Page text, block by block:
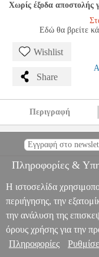
Χωρίς έξοδα αποστολής
Εδώ θα βρείτε
Wishlist
Share
Περιγραφή
TEL.218050
Πληροφορίες &
Η ιστοσελίδα
περιήγησης, την
την ανάλυση της
όρους χρήσης για την
Πληροφορίες